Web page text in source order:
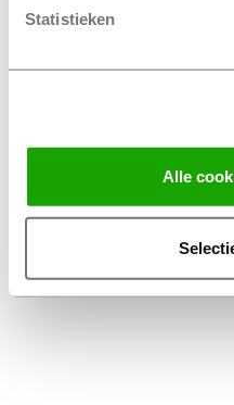
Statistieken
Alle
Privacy